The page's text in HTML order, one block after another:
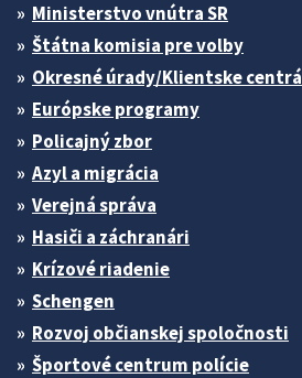
Ministerstvo vnútra SR
Štátna komisia pre volby
Okresné úrady/Klientske centrá
Európske programy
Policajný zbor
Azyl a migrácia
Verejná správa
Hasiči a záchranári
Krízové riadenie
Schengen
Rozvoj občianskej spoločnosti
Športové centrum polície